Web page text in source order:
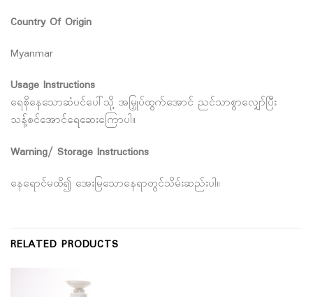
Country Of Origin
Myanmar
Usage Instructions
ရေစိုနေသောဆံပင်ပေါ်သို့ အမြှုပ်ထွက်အောင် ညင်သာစွာလျှော်ပြီး
သန့်စင်အောင်ရေဆေးကြောပါ။
Warning/ Storage Instructions
နေရောင်မထိ၍ အေးမြသောနေရာတွင်သိမ်းဆည်းပါ။
RELATED PRODUCTS